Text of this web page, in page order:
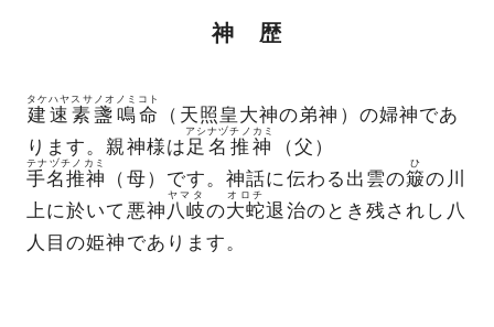
神 歴
建速素盞鳴命
タケハヤスサノオノミコト
（天照皇大神の弟神）の婦神であ
ります。親神様は 足名推神
アシナヅチノカミ
（父）
手名推神
テナヅチノカミ
（母）です。神話に伝わる出雲の簸
ひ
の川
上に於いて悪神 八岐
ヤマタ
の大蛇
オロチ
退治のとき残されし八
人目の姫神であります。